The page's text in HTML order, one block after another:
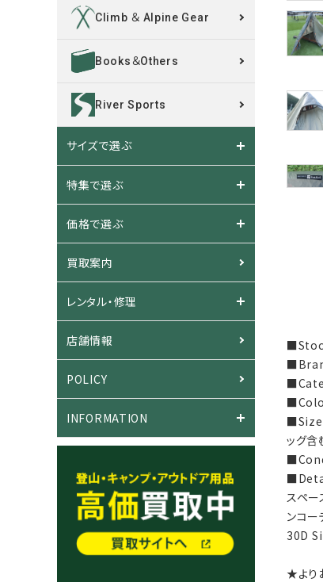
■Size
ッグ含
スペ
ンコー
30D
★より
Climb ＆ Alpine Gear
Books＆Others
River Sports
サイズで選ぶ
特集で選ぶ
価格で選ぶ
買取案内
レンタル・修理
店舗情報
POLICY
INFORMATION